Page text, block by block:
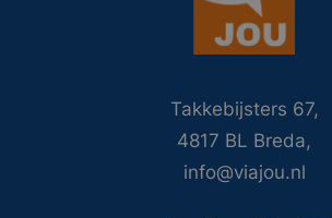
Takkebijsters 67,
4817 BL Breda,
info@viajou.nl